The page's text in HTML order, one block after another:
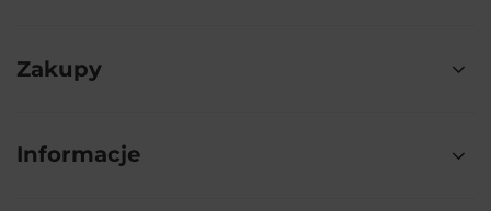
Zakupy
Informacje